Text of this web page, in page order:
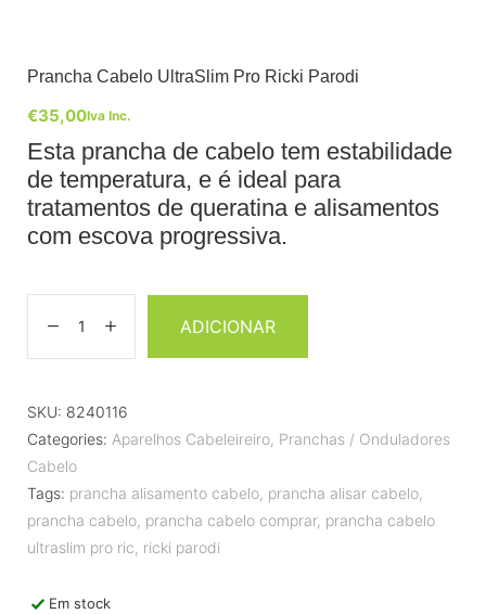
Prancha Cabelo UltraSlim Pro Ricki Parodi
€35,00Iva Inc.
Esta prancha de cabelo tem estabilidade
de temperatura, e é ideal para
tratamentos de queratina e alisamentos
com escova progressiva.
ADICIONAR
SKU: 8240116
Categories: Aparelhos Cabeleireiro, Pranchas / Onduladores
Cabelo
Tags: prancha alisamento cabelo, prancha alisar cabelo,
prancha cabelo, prancha cabelo comprar, prancha cabelo
ultraslim pro ric, ricki parodi
Em stock